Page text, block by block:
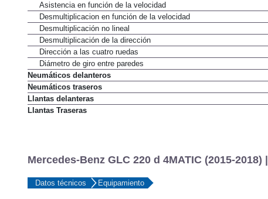
Asistencia en función de la velocidad
Desmultiplicacion en función de la velocidad
Desmultiplicación no lineal
Desmultiplicación de la dirección
Dirección a las cuatro ruedas
Diámetro de giro entre paredes
Neumáticos delanteros
Neumáticos traseros
Llantas delanteras
Llantas Traseras
Mercedes-Benz GLC 220 d 4MATIC (2015-2018) |
Datos técnicos Equipamiento